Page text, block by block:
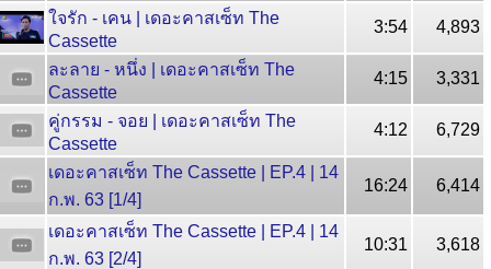
ใจรัก - เคน | เดอะคาสเซ็ท The
Cassette
3:54 4,893
ละลาย - หนึ่ง | เดอะคาสเซ็ท The
Cassette
4:15 3,331
คู่กรรม - จอย | เดอะคาสเซ็ท The
Cassette
4:12 6,729
เดอะคาสเซ็ท The Cassette | EP.4 | 14
ก.พ. 63 [1/4]
16:24 6,414
เดอะคาสเซ็ท The Cassette | EP.4 | 14
ก.พ. 63 [2/4]
10:31 3,618